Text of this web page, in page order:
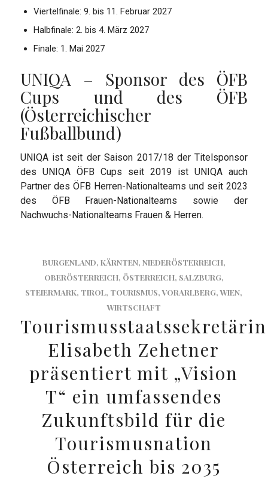
Viertelfinale: 9. bis 11. Februar 2027
Halbfinale: 2. bis 4. März 2027
Finale: 1. Mai 2027
UNIQA – Sponsor des ÖFB
Cups und des ÖFB
(Österreichischer
Fußballbund)
UNIQA ist seit der Saison 2017/18 der Titelsponsor
des UNIQA ÖFB Cups seit 2019 ist UNIQA auch
Partner des ÖFB Herren-Nationalteams und seit 2023
des ÖFB Frauen-Nationalteams sowie der
Nachwuchs-Nationalteams Frauen & Herren.
BURGENLAND, KÄRNTEN, NIEDERÖSTERREICH,
OBERÖSTERREICH, ÖSTERREICH, SALZBURG,
STEIERMARK, TIROL, TOURISMUS,VORARLBERG,WIEN,
WIRTSCHAFT
Tourismusstaatssekretärin
Elisabeth Zehetner
präsentiert mit „Vision
T“ ein umfassendes
Zukunftsbild für die
Tourismusnation
Österreich bis 2035